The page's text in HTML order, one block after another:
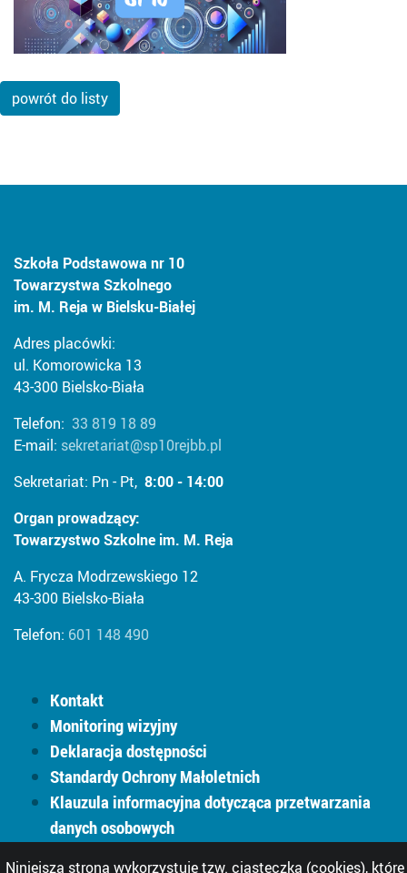
powrót do listy
Szkoła Podstawowa nr 10
Towarzystwa Szkolnego
im. M. Reja w Bielsku-Białej
Adres placówki:
ul. Komorowicka 13
43-300 Bielsko-Biała
Telefon: 33 819 18 89
E-mail: sekretariat@sp10rejbb.pl
Sekretariat: Pn - Pt, 8:00 - 14:00
Organ prowadzący:
Towarzystwo Szkolne im. M. Reja
A. Frycza Modrzewskiego 12
43-300 Bielsko-Biała
Telefon: 601 148 490
Kontakt
Monitoring wizyjny
Deklaracja dostępności
Standardy Ochrony Małoletnich
Klauzula informacyjna dotycząca przetwarzania
danych osobowych
Niniejsza strona wykorzystuje tzw. ciasteczka (cookies), które